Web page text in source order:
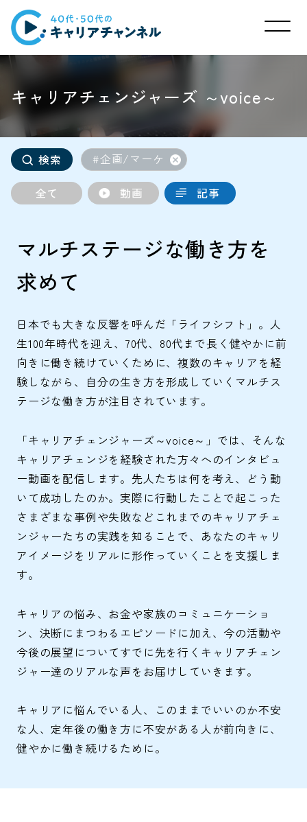
キャリアチェンジャーズ ～voice～
検索 #企画/マーケ
全て 動画 記事
マルチステージな働き方を
求めて
日本でも大きな反響を呼んだ「ライフシフト」。人
生100年時代を迎え、70代、80代まで長く健やかに前
向きに働き続けていくために、複数のキャリアを経
験しながら、自分の生き方を形成していくマルチス
テージな働き方が注目されています。
「キャリアチェンジャーズ～voice～」では、そんな
キャリアチェンジを経験された方々へのインタビュ
ー動画を配信します。先人たちは何を考え、どう動
いて成功したのか。実際に行動したことで起こった
さまざまな事例や失敗などこれまでのキャリアチェ
ンジャーたちの実践を知ることで、あなたのキャリ
アイメージをリアルに形作っていくことを支援しま
す。
キャリアの悩み、お金や家族のコミュニケーショ
ン、決断にまつわるエピソードに加え、今の活動や
今後の展望についてすでに先を行くキャリアチェン
ジャー達のリアルな声をお届けしていきます。
キャリアに悩んでいる人、このままでいいのか不安
な人、定年後の働き方に不安がある人が前向きに、
健やかに働き続けるために。